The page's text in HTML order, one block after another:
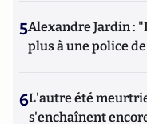
5Alexandre Jardin :
plus à une police
6L'autre été
s'enchaînent